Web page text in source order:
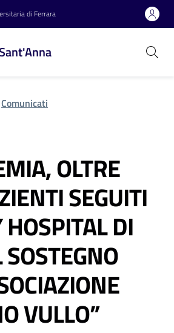
di Ferrara
Comunicati
OLTRE
SEGUITI
HOSPITAL DI
VULLO”